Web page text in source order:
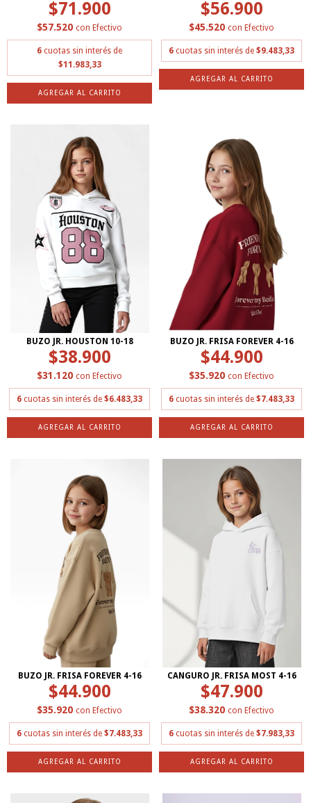
$71.900
$57.520 con Efectivo
6 cuotas sin interés de
$11.983,33
AGREGAR AL CARRITO
$56.900
$45.520 con Efectivo
6 cuotas sin interés de $9.483,33
AGREGAR AL CARRITO
BUZO JR. HOUSTON 10-18
$38.900
$31.120 con Efectivo
6 cuotas sin interés de $6.483,33
AGREGAR AL CARRITO
BUZO JR. FRISA FOREVER 4-16
$44.900
$35.920 con Efectivo
6 cuotas sin interés de $7.483,33
AGREGAR AL CARRITO
BUZO JR. FRISA FOREVER 4-16
$44.900
$35.920 con Efectivo
6 cuotas sin interés de $7.483,33
AGREGAR AL CARRITO
CANGURO JR. FRISA MOST 4-16
$47.900
$38.320 con Efectivo
6 cuotas sin interés de $7.983,33
AGREGAR AL CARRITO